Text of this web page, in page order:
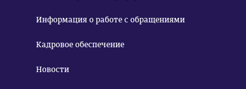
Информация о работе с обращениями
Кадровое обеспечение
Новости